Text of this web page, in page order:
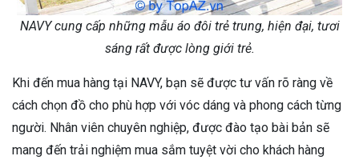
NAVY cung cấp những mẫu áo đôi trẻ trung, hiện đại, tươi
sáng rất được lòng giới trẻ.
Khi đến mua hàng tại NAVY, bạn sẽ được tư vấn rõ ràng về
cách chọn đồ cho phù hợp với vóc dáng và phong cách từng
người. Nhân viên chuyên nghiệp, được đào tạo bài bản sẽ
mang đến trải nghiệm mua sắm tuyệt vời cho khách hàng